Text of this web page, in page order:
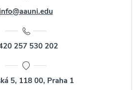
257 530 202
5, 118 00, Praha 1